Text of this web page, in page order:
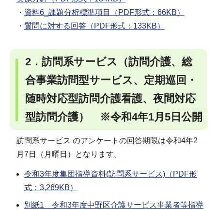
・ 資料6_課題分析標準項目（PDF形式：66KB）
・ 質問に対する回答（PDF形式：133KB）
2．訪問系サービス（訪問介護、総
合事業訪問型サービス、定期巡回・
随時対応型訪問介護看護、夜間対応
型訪問介護） ※令和4年1月5日公開
訪問系サービス のアンケートの回答期限は令和4年2
月7日（月曜日）となります。
令和3年度集団指導資料(訪問系サービス)（PDF形
式：3,269KB）
別紙1 令和3年度中野区介護サービス事業者等指導